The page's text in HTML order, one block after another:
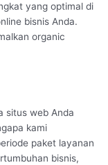
yang optimal di
bisnis Anda.
organic
situs web Anda
kami
paket layanan
bisnis,